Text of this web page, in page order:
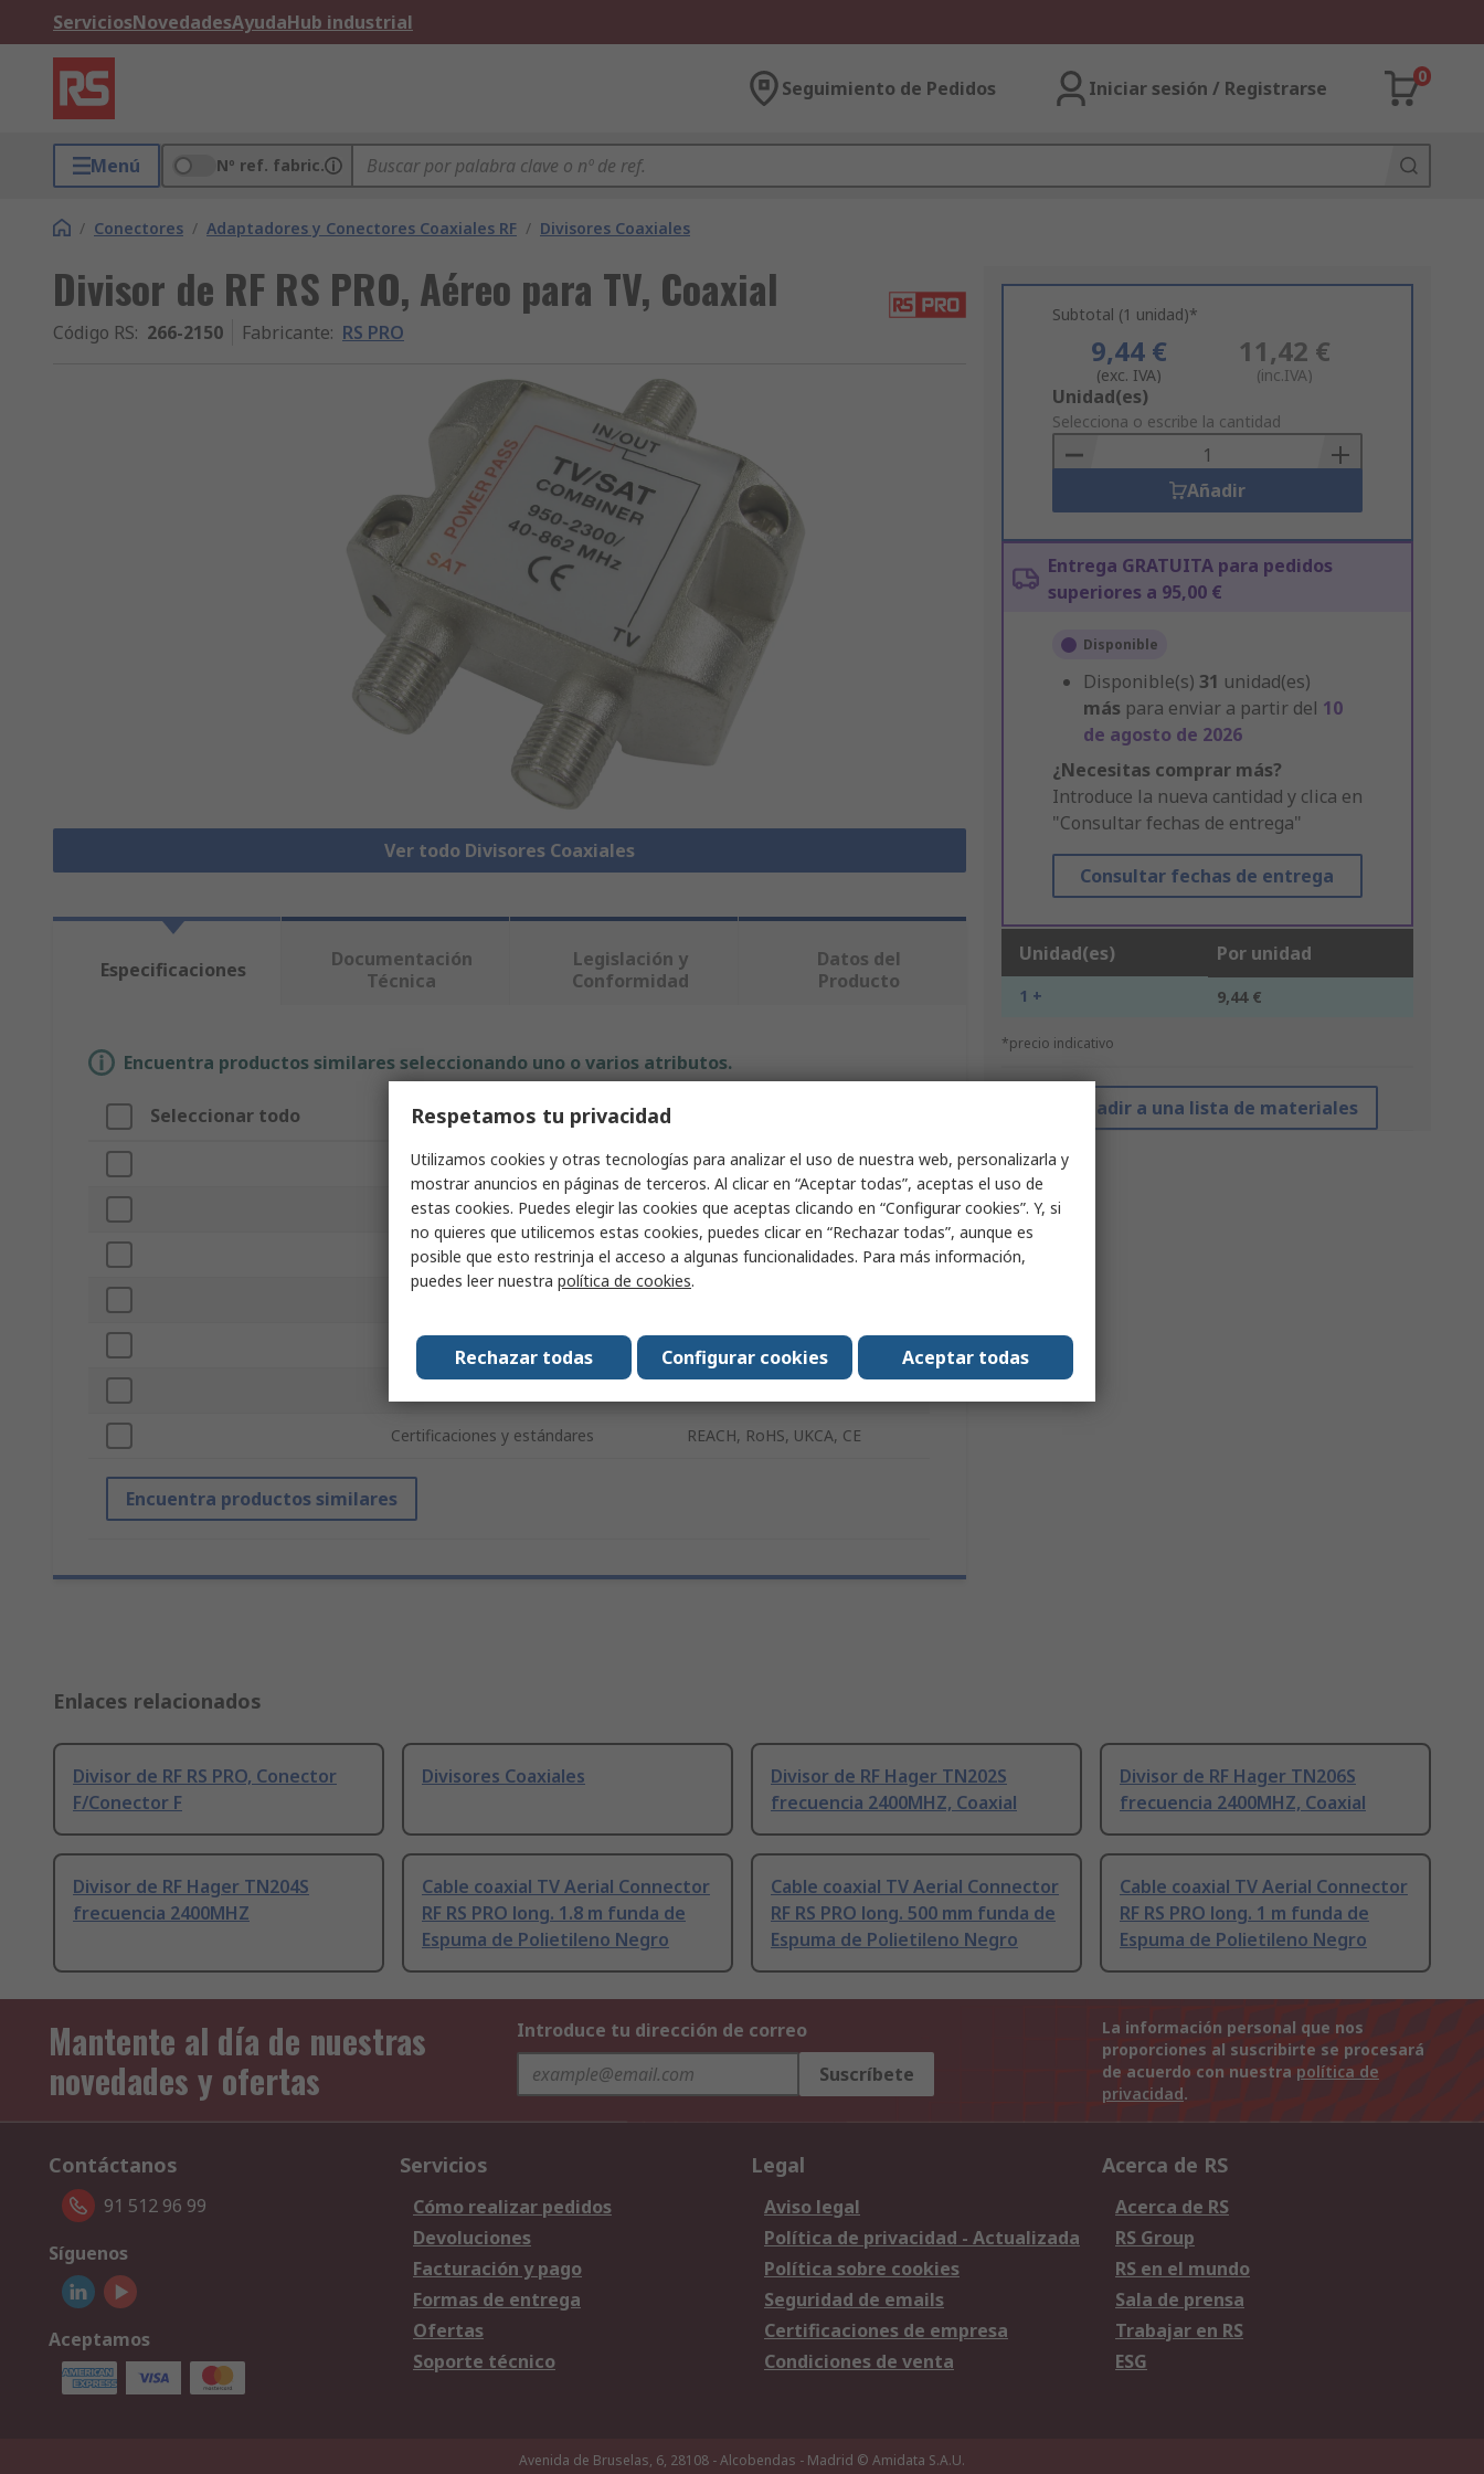
ServiciosNovedadesAyudaHub industrial
Seguimiento de Pedidos Iniciar sesión / Registrarse
0
Menú Nº ref. fabric.
/ Conectores / Adaptadores y Conectores Coaxiales RF / Divisores Coaxiales
Divisor de RF RS PRO, Aéreo para TV, Coaxial
Código RS: 266-2150 Fabricante: RS PRO
Ver todo Divisores Coaxiales
Subtotal (1 unidad)*
9,44 €
(exc. IVA)
11,42 €
(inc.IVA)
Add
to
Basket
Unidad(es)
Selecciona o escribe la cantidad
Añadir
Entrega GRATUITA para pedidos
superiores a 95,00 €
Disponible
Disponible(s) 31 unidad(es)
más para enviar a partir del 10
de agosto de 2026
¿Necesitas comprar más?
Introduce la nueva cantidad y clica en
"Consultar fechas de entrega"
Consultar fechas de entrega
Unidad(es) Por unidad
1 + 9,44 €
*precio indicativo
Añadir a una lista de materiales
Especificaciones
Documentación
Técnica
Legislación y
Conformidad
Datos del
Producto
Encuentra productos similares seleccionando uno o varios atributos.
Seleccionar todo Atributo
Marca RS PRO
Tipo de producto Divisor de RF
Tipo de interfaz Aéreo para TV
Tipo de cable Coaxial
Certificaciones y estándares REACH, RoHS, UKCA, CE
Encuentra productos similares
Enlaces relacionados
Divisor de RF RS PRO, Conector
F/Conector F
Divisores Coaxiales
Divisor de RF Hager TN202S
frecuencia 2400MHZ, Coaxial
Divisor de RF Hager TN206S
frecuencia 2400MHZ, Coaxial
Divisor de RF Hager TN204S
frecuencia 2400MHZ
Cable coaxial TV Aerial Connector
RF RS PRO long. 1.8 m funda de
Espuma de Polietileno Negro
Cable coaxial TV Aerial Connector
RF RS PRO long. 500 mm funda de
Espuma de Polietileno Negro
Cable coaxial TV Aerial Connector
RF RS PRO long. 1 m funda de
Espuma de Polietileno Negro
Mantente al día de nuestras
novedades y ofertas
Introduce tu dirección de correo
Suscríbete
La información personal que nos
proporciones al suscribirte se procesará
de acuerdo con nuestra política de
privacidad.
Contáctanos
91 512 96 99
Síguenos
Aceptamos
Servicios
Cómo realizar pedidos
Devoluciones
Facturación y pago
Formas de entrega
Ofertas
Soporte técnico
Legal
Aviso legal
Política de privacidad - Actualizada
Política sobre cookies
Seguridad de emails
Certificaciones de empresa
Condiciones de venta
Acerca de RS
Acerca de RS
RS Group
RS en el mundo
Sala de prensa
Trabajar en RS
ESG
Avenida de Bruselas, 6, 28108 - Alcobendas - Madrid © Amidata S.A.U.
Respetamos tu privacidad
Utilizamos cookies y otras tecnologías para analizar el uso de nuestra web, personalizarla y
mostrar anuncios en páginas de terceros. Al clicar en “Aceptar todas”, aceptas el uso de
estas cookies. Puedes elegir las cookies que aceptas clicando en “Configurar cookies”. Y, si
no quieres que utilicemos estas cookies, puedes clicar en “Rechazar todas”, aunque es
posible que esto restrinja el acceso a algunas funcionalidades. Para más información,
puedes leer nuestra política de cookies.
Aceptar todas
Configurar cookies
Rechazar todas